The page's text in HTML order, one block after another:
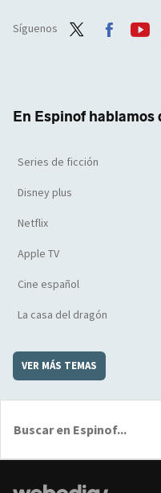
Síguenos
En Espinof hablamos
Series de ficción
Disney plus
Netflix
Apple TV
Cine español
La casa del dragón
VER MÁS TEMAS